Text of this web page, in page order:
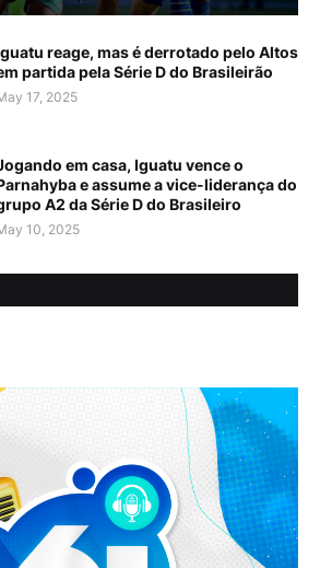
reage, mas é derrotado pelo Altos
partida pela Série D do Brasileirão
17, 2025
em casa, Iguatu vence o
e assume a vice-liderança do
A2 da Série D do Brasileiro
10, 2025